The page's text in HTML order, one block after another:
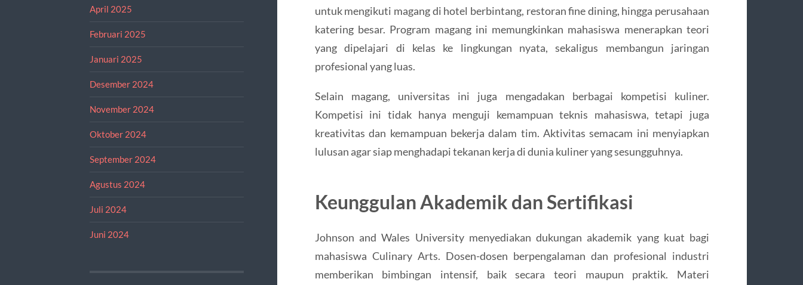
April 2025
Februari 2025
Januari 2025
Desember 2024
November 2024
Oktober 2024
September 2024
Agustus 2024
Juli 2024
Juni 2024
untuk mengikuti magang di hotel berbintang, restoran fine dining, hingga perusahaan
katering besar. Program magang ini memungkinkan mahasiswa menerapkan teori
yang dipelajari di kelas ke lingkungan nyata, sekaligus membangun jaringan
profesional yang luas.
Selain magang, universitas ini juga mengadakan berbagai kompetisi kuliner.
Kompetisi ini tidak hanya menguji kemampuan teknis mahasiswa, tetapi juga
kreativitas dan kemampuan bekerja dalam tim. Aktivitas semacam ini menyiapkan
lulusan agar siap menghadapi tekanan kerja di dunia kuliner yang sesungguhnya.
Keunggulan Akademik dan Sertifikasi
Johnson and Wales University menyediakan dukungan akademik yang kuat bagi
mahasiswa Culinary Arts. Dosen-dosen berpengalaman dan profesional industri
memberikan bimbingan intensif, baik secara teori maupun praktik. Materi